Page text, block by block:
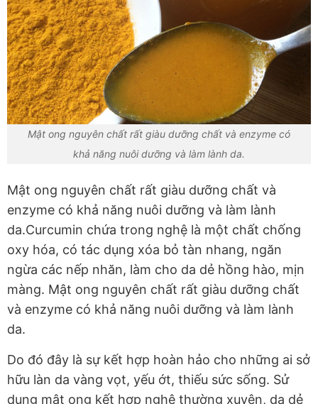
Mật ong nguyên chất rất giàu dưỡng chất và enzyme có
khả năng nuôi dưỡng và làm lành da.
Mật ong nguyên chất rất giàu dưỡng chất và
enzyme có khả năng nuôi dưỡng và làm lành
da.Curcumin chứa trong nghệ là một chất chống
oxy hóa, có tác dụng xóa bỏ tàn nhang, ngăn
ngừa các nếp nhăn, làm cho da dẻ hồng hào, mịn
màng. Mật ong nguyên chất rất giàu dưỡng chất
và enzyme có khả năng nuôi dưỡng và làm lành
da.
Do đó đây là sự kết hợp hoàn hảo cho những ai sở
hữu làn da vàng vọt, yếu ớt, thiếu sức sống. Sử
dụng mật ong kết hợp nghệ thường xuyên, da dẻ